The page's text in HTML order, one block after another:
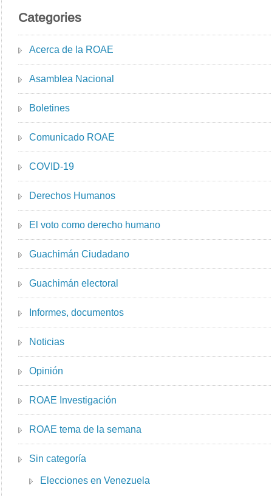
Categories
Acerca de la ROAE
Asamblea Nacional
Boletines
Comunicado ROAE
COVID-19
Derechos Humanos
El voto como derecho humano
Guachimán Ciudadano
Guachimán electoral
Informes, documentos
Noticias
Opinión
ROAE Investigación
ROAE tema de la semana
Sin categoría
Elecciones en Venezuela